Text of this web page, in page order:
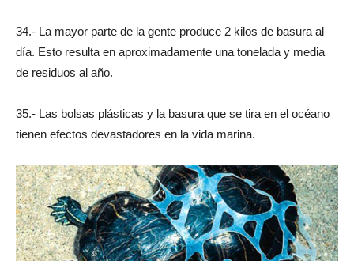
34.- La mayor parte de la gente produce 2 kilos de basura al
día. Esto resulta en aproximadamente una tonelada y media
de residuos al año.
35.- Las bolsas plásticas y la basura que se tira en el océano
tienen efectos devastadores en la vida marina.